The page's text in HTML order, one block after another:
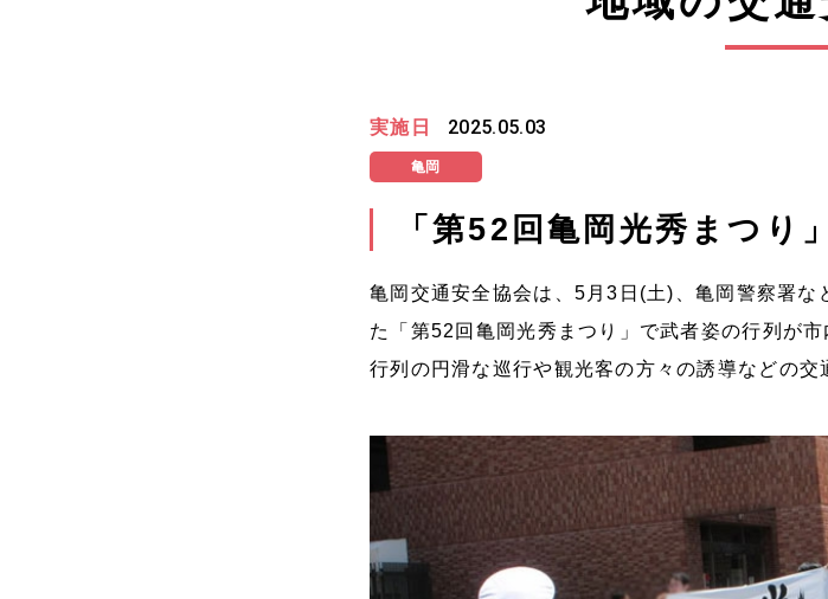
実施日 2025.05.03
亀岡
「第52回亀岡光秀まつり
亀岡交通安全協会は、5月3日(土)、亀岡警察署
た「第52回亀岡光秀まつり」で武者姿の行列が市
行列の円滑な巡行や観光客の方々の誘導などの交